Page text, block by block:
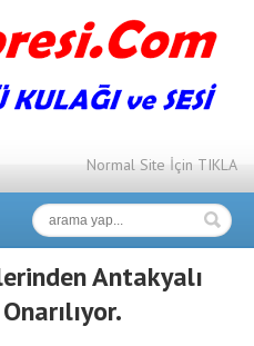
Normal Site İçin TIKLA
Antakyalı